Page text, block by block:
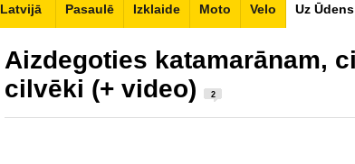
Latvijā Pasaulē Izklaide Moto Velo Uz Ūdens
Aizdegoties katamarānam,
cilvēki (+ video)
2